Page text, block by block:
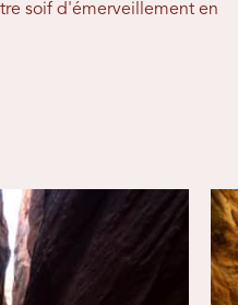
soif d'émerveillement en